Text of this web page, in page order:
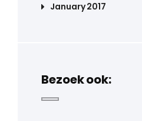
January 2017
Bezoek ook: